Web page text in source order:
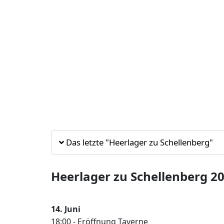
Das letzte "Heerlager zu Schellenberg"
Heerlager zu Schellenberg
14. Juni
18:00 - Eröffnung Taverne